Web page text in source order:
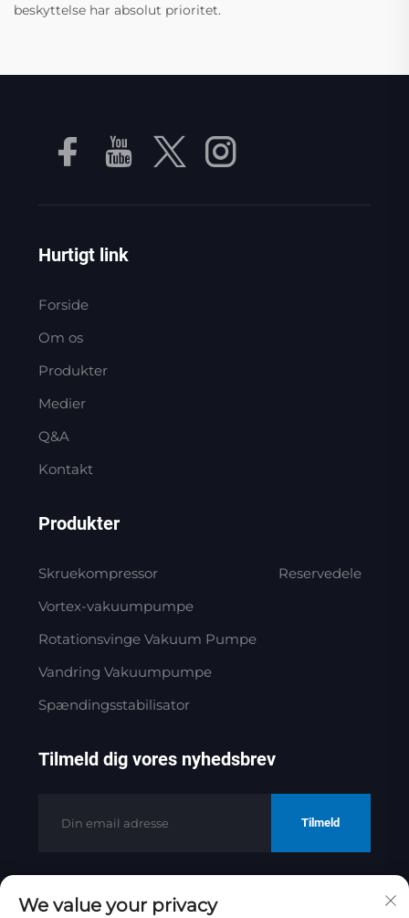
beskyttelse har absolut prioritet.
Hurtigt link
Forside
Om os
Produkter
Medier
Q&A
Kontakt
Produkter
Skruekompressor
Vortex-vakuumpumpe
Rotationsvinge Vakuum Pumpe
Vandring Vakuumpumpe
Spændingsstabilisator
Reservedele
Tilmeld dig vores nyhedsbrev
Tilmeld
Copyright © 2025 af Jinan Golden
We value your privacy